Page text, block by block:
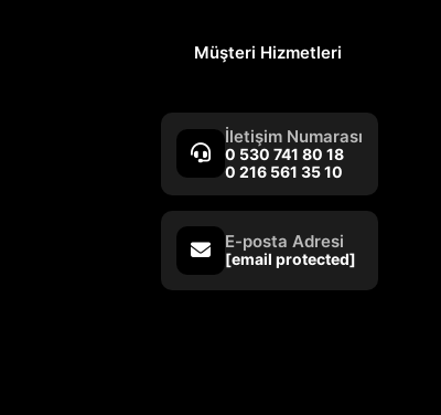
Müşteri Hizmetleri
İletişim Numarası
0 530 741 80 18
0 216 561 35 10
E-posta Adresi
[email protected]